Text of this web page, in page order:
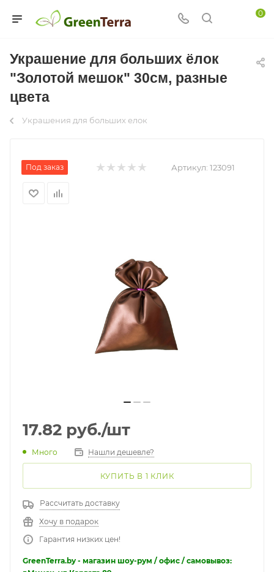
0
Украшение для больших ёлок
"Золотой мешок" 30см, разные
цвета
Украшения для больших елок
Под заказ Артикул: 123091
17.82 руб./шт
Много Нашли дешевле?
КУПИТЬ В 1 КЛИК
Рассчитать доставку
Хочу в подарок
Гарантия низких цен!
GreenTerra.by - магазин шоу-рум / офис / самовывоз: